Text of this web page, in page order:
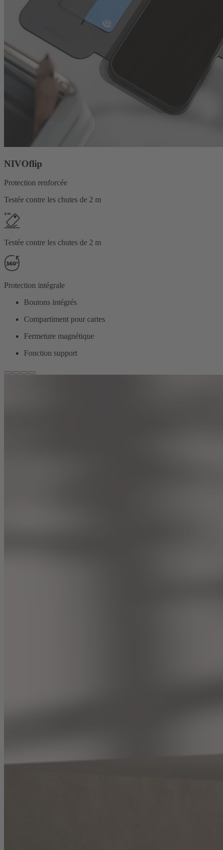
NIVOflip
Protection renforcée
Testée contre les chutes de 2 m
Testée contre les chutes de 2 m
Protection intégrale
Boutons intégrés
Compartiment pour cartes
Fermeture magnétique
Fonction support